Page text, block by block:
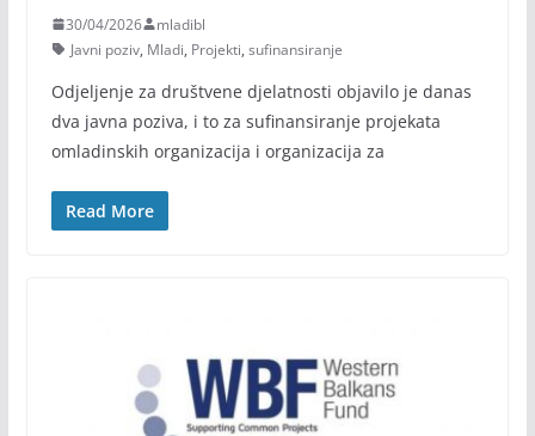
30/04/2026
mladibl
Javni poziv, Mladi, Projekti, sufinansiranje
Odjeljenje za društvene djelatnosti objavilo je danas
dva javna poziva, i to za sufinansiranje projekata
omladinskih organizacija i organizacija za
Read More